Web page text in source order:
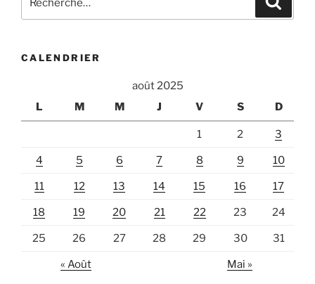
pour
CALENDRIER
août 2025
L
M M J V S D
1 2 3
4 5 6 7 8 9 10
11 12 13 14 15 16 17
18 19 20 21 22 23 24
25 26 27 28 29 30 31
« Août Mai »